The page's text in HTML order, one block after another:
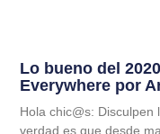
Lo bueno del
Everywhere por
Hola chic@s:
verdad es que desde